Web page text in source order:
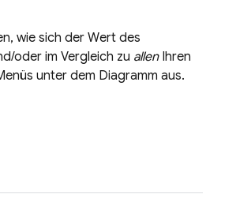
wie sich der Wert des
oder im Vergleich zu allenIhren
unter dem Diagramm aus.